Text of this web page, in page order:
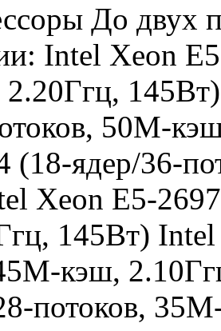
До двух
Intel Xeon
50M-
(18-ядер/36-
Xeon E5-
145Вт)
кэш,
потоков,